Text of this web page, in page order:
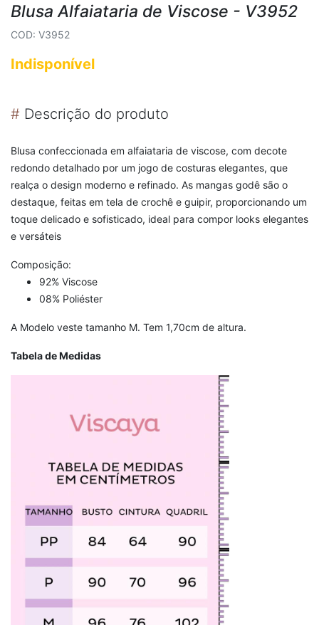
Blusa Alfaiataria de Viscose - V3952
COD: V3952
Indisponível
# Descrição do produto
Blusa confeccionada em alfaiataria de viscose, com decote
redondo detalhado por um jogo de costuras elegantes, que
realça o design moderno e refinado. As mangas godê são o
destaque, feitas em tela de crochê e guipir, proporcionando um
toque delicado e sofisticado, ideal para compor looks elegantes
e versáteis
Composição:
92% Viscose
08% Poliéster
A Modelo veste tamanho M. Tem 1,70cm de altura.
Tabela de Medidas